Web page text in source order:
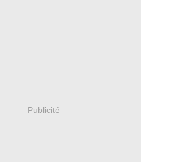
Publicité